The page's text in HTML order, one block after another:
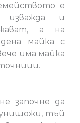
е
изважда и
а на
майка с
има майка
започне да
унищожи, тъй